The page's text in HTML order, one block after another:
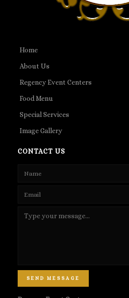
Home
About Us
Regency Event Centers
Food Menu
Special Services
Image Gallery
CONTACT US
SEND MESSAGE